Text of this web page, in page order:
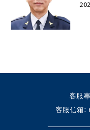
客服
客服信箱: